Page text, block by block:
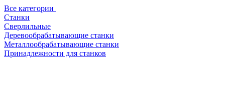
Все категории
Станки
Сверлильные
Деревообрабатывающие станки
Металлообрабатывающие станки
Принадлежности для станков